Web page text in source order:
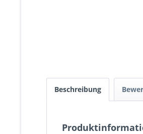
Beschreibung